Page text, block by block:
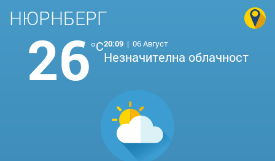
НЮРНБЕРГ
26°C20:09 | 06 Август
Незначителна облачност